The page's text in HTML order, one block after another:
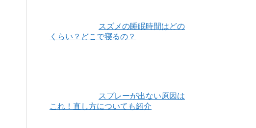
スズメの睡眠時間はどの
くらい？どこで寝るの？
スプレーが出ない原因は
これ！直し方についても紹介